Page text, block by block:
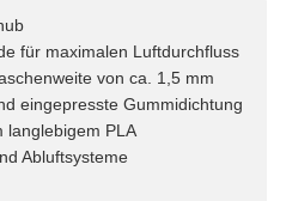
für maximalen Luftdurchfluss
von ca. 1,5 mm
eingepresste Gummidichtung
langlebigem PLA
Abluftsysteme